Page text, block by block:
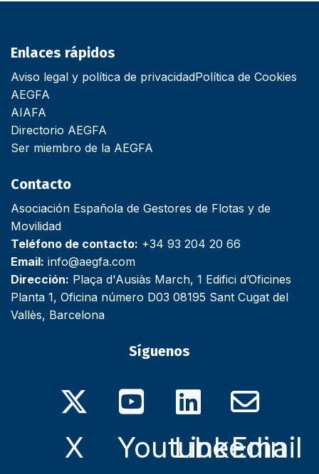
Enlaces rápidos
Aviso legal y política de privacidadPolítica de Cookies
AEGFA
AIAFA
Directorio AEGFA
Ser miembro de la AEGFA
Contacto
Asociación Española de Gestores de Flotas y de
Movilidad
Teléfono de contacto: +34 93 204 20 66
Email: info@aegfa.com
Dirección: Plaça d'Ausiàs March, 1 Edifici d’Oficines
Planta 1, Oficina número D03 08195 Sant Cugat del
Vallès, Barcelona
Síguenos
X YoutubeLinkedin
Email